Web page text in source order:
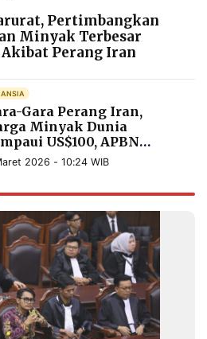
Pertimbangkan
Minyak Terbesar
Akibat Perang Iran
Gara Perang Iran,
Minyak Dunia
US$100, APBN
Ikut Terguncang
2026 - 10:24 WIB